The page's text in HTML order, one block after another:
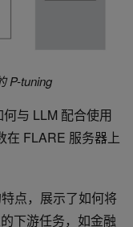
P-tuning
与 LLM 配合使用
在 FLARE 服务器上
点，展示了如何将
下游任务，如金融